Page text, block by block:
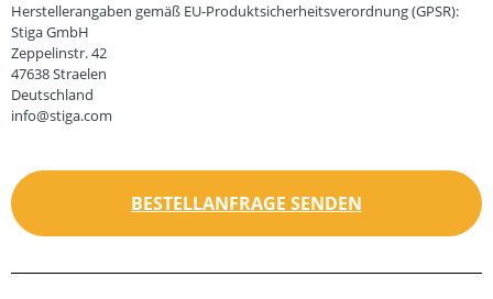
Herstellerangaben gemäß EU-Produktsicherheitsverordnung (GPSR):
Stiga GmbH
Zeppelinstr. 42
47638 Straelen
Deutschland
info@stiga.com
BESTELLANFRAGE SENDEN